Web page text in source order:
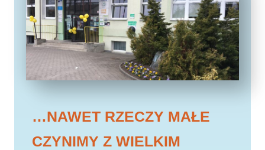
…NAWET RZECZY MAŁE
CZYNIMY Z WIELKIM